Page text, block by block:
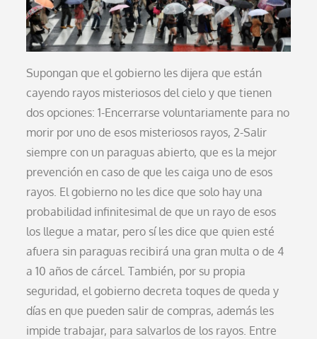
Supongan que el gobierno les dijera que están
cayendo rayos misteriosos del cielo y que tienen
dos opciones: 1-Encerrarse voluntariamente para no
morir por uno de esos misteriosos rayos, 2-Salir
siempre con un paraguas abierto, que es la mejor
prevención en caso de que les caiga uno de esos
rayos. El gobierno no les dice que solo hay una
probabilidad infinitesimal de que un rayo de esos
los llegue a matar, pero sí les dice que quien esté
afuera sin paraguas recibirá una gran multa o de 4
a 10 años de cárcel. También, por su propia
seguridad, el gobierno decreta toques de queda y
días en que pueden salir de compras, además les
impide trabajar, para salvarlos de los rayos. Entre